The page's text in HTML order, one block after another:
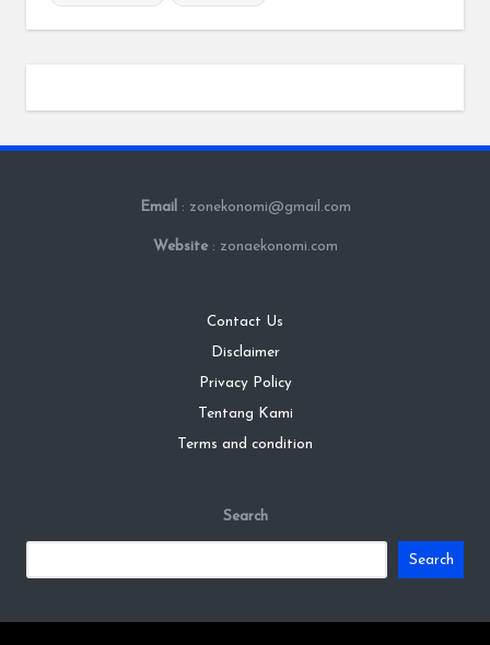
Email : zonekonomi@gmail.com
Website : zonaekonomi.com
Contact Us
Disclaimer
Privacy Policy
Tentang Kami
Terms and condition
Search
Search